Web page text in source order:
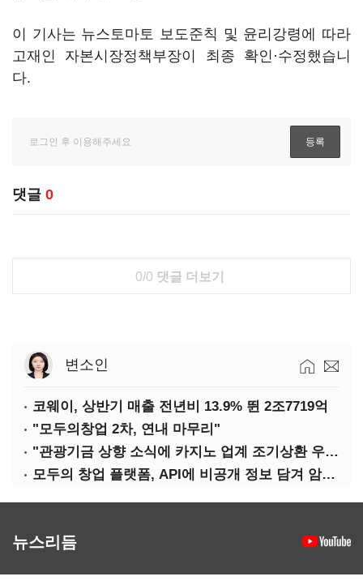
이 기사는 뉴스토마토 보도준칙 및 윤리강령에 따라
고재인 자본시장정책부장이 최종 확인·수정했습니
다.
댓글 0
0/0 댓글 더보기
변소인
코웨이, 상반기 매출 전년비 13.9% 뛴 2조7719억
"모두의창업 2차, 연내 마무리"
"관광기금 상향 소식에 카지노 업계 조기상환 우려"
모두의 창업 플랫폼, API에 비공개 정보 담겨 암호키까지 새나갔다
뉴스리듬